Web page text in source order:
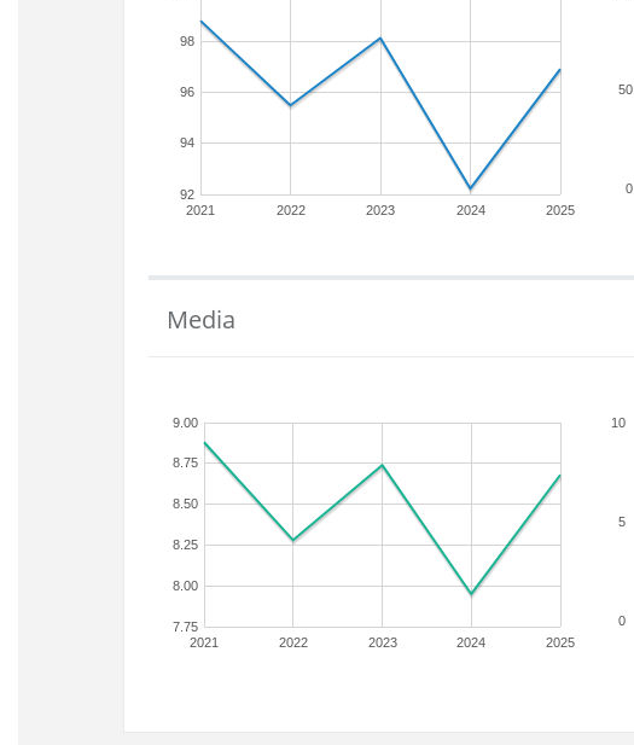
2021 2022 2023 2024 2025
92
94
96
98
0
50
Media
2021 2022 2023 2024 2025
7.75
8.00
8.25
8.50
8.75
9.00
0
5
10